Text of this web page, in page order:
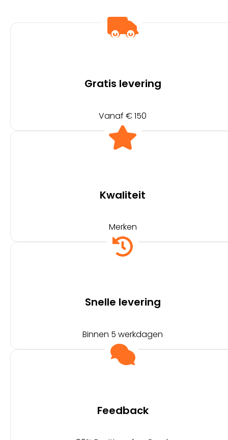
Gratis levering
Vanaf € 150
Kwaliteit
Merken
Snelle levering
Binnen 5 werkdagen
Feedback